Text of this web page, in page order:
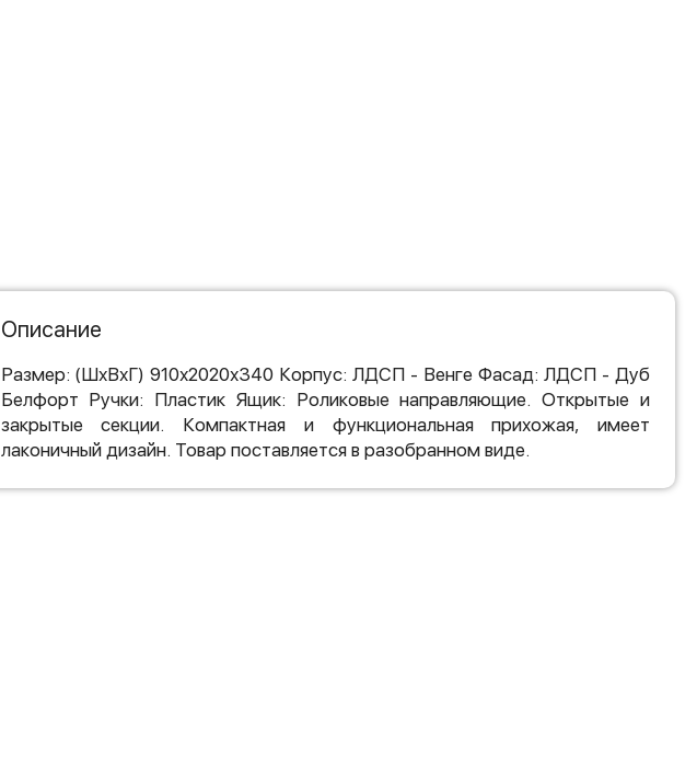
Описание
Размер: (ШхВхГ) 910х2020х340 Корпус: ЛДСП - Венге Фасад: ЛДСП - Дуб
Белфорт Ручки: Пластик Ящик: Роликовые направляющие. Открытые и
закрытые секции. Компактная и функциональная прихожая, имеет
лаконичный дизайн. Товар поставляется в разобранном виде.